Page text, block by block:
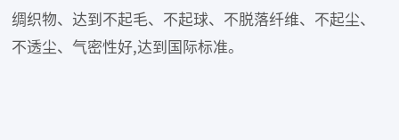
绸织物、达到不起毛、不起球、不脱落纤维、不起尘、
不透尘、气密性好,达到国际标准。